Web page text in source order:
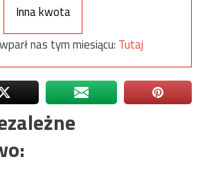
Inna kwota
nas tym miesiącu: Tutaj